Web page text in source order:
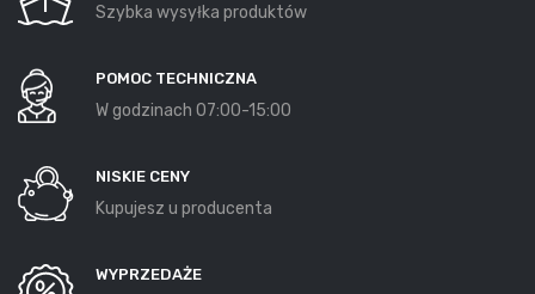
Szybka wysyłka produktów
POMOC TECHNICZNA
W godzinach 07:00-15:00
NISKIE CENY
Kupujesz u producenta
WYPRZEDAŻE